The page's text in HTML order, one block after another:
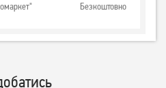
Безкоштовно